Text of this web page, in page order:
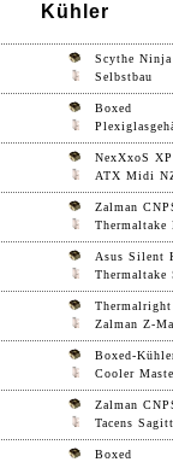
Kühler
Scythe
Selbstbau
Boxed
NexXxoS
ATX Midi
Zalman
Thermaltake
Asus Silent
Thermaltake
Zalman Z-
Boxed-
Cooler
Zalman
Tacens
Boxed